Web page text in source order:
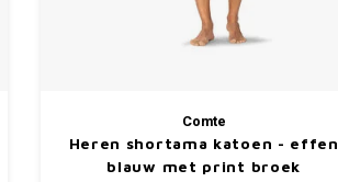
Comte
Heren shortama katoen - effen
blauw met print broek